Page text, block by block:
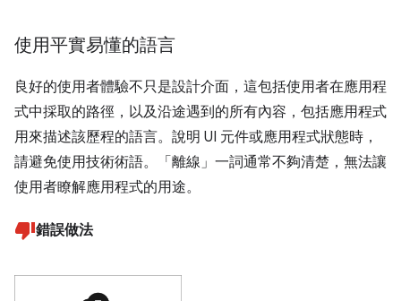
使用平實易懂的語言
良好的使用者體驗不只是設計介面，這包括使用者在應用程
式中採取的路徑，以及沿途遇到的所有內容，包括應用程式
用來描述該歷程的語言。說明 UI 元件或應用程式狀態時，
請避免使用技術術語。「離線」一詞通常不夠清楚，無法讓
使用者瞭解應用程式的用途。
錯誤做法